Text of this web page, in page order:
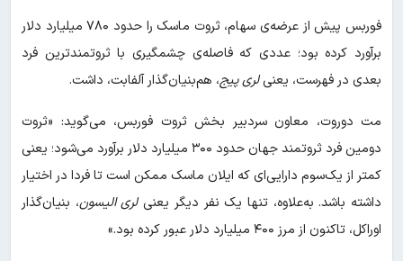
فوربس پیش از عرضه‌ی سهام، ثروت ماسک را حدود ۷۸۰ میلیارد دلار
برآورد کرده بود؛ عددی که فاصله‌ی چشمگیری با ثروتمندترین فرد
بعدی در فهرست، یعنیلری پیج، هم‌بنیان‌گذار آلفابت، داشت.
مت دوروت، معاون سردبیر بخش ثروت فوربس، می‌گوید: «ثروت
دومین فرد ثروتمند جهان حدود ۳۰۰ میلیارد دلار برآورد می‌شود؛ یعنی
کمتر از یک‌سوم دارایی‌ای که ایلان ماسک ممکن است تا فردا در اختیار
داشته باشد. به‌علاوه، تنها یک نفر دیگر یعنیلری الیسون، بنیان‌گذار
اوراکل، تاکنون از مرز ۴۰۰ میلیارد دلار عبور کرده بود.»